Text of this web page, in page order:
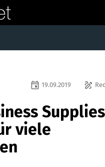
draw
event 19.09.2019
viele